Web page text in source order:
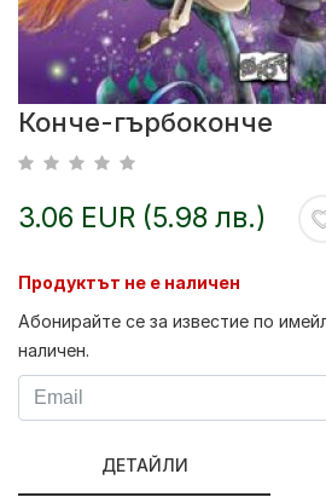
Конче-гърбоконче
3.06 EUR (5.98 лв.)
Продуктът не е наличен
Абонирайте се за известие по
наличен.
ДЕТАЙЛИ